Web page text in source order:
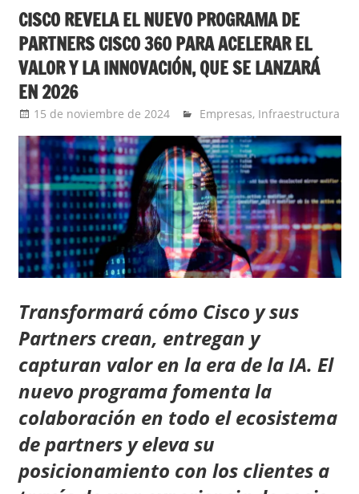
CISCO REVELA EL NUEVO PROGRAMA DE
PARTNERS CISCO 360 PARA ACELERAR EL
VALOR Y LA INNOVACIÓN, QUE SE LANZARÁ
EN 2026
15 de noviembre de 2024 Ernesto Herrera
Empresas, Infraestructura
Transformará cómo Cisco y sus
Partners crean, entregan y
capturan valor en la era de la IA. El
nuevo programa fomenta la
colaboración en todo el ecosistema
de partners y eleva su
posicionamiento con los clientes a